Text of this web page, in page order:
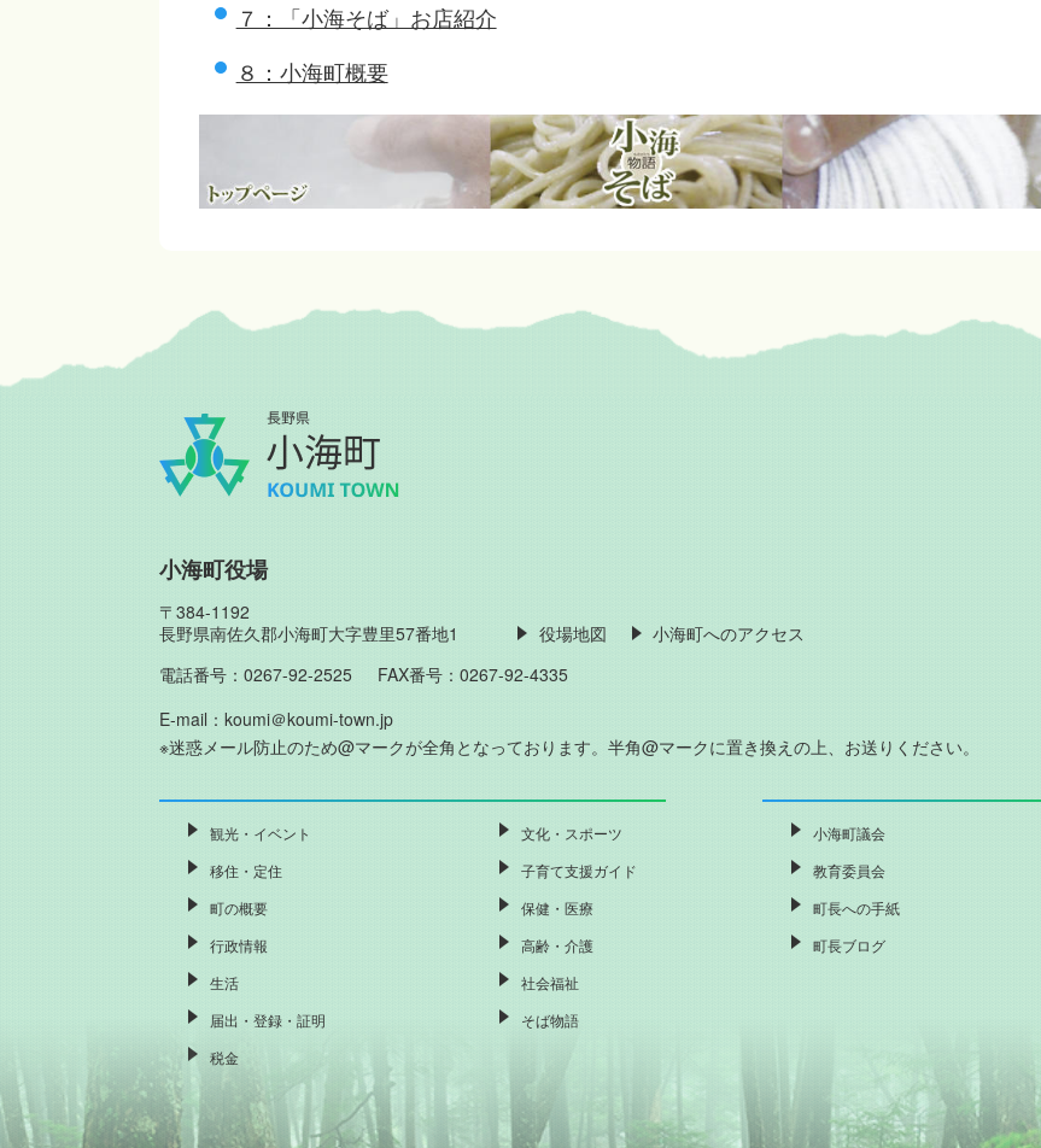
７：「小海そば」お店紹介
８：小海町概要
小海町役場
〒384-1192
長野県南佐久郡小海町大字豊里57番地1
役場地図
小海町へのアクセス
電話番号：0267-92-2525
FAX番号：0267-92-4335
E-mail：koumi＠koumi-town.jp
※迷惑メール防止のため@マークが全角となっております。半角@マークに置き換えの上、お送りください。
観光・イベント
移住・定住
町の概要
行政情報
生活
届出・登録・証明
税金
文化・スポーツ
子育て支援ガイド
保健・医療
高齢・介護
社会福祉
そば物語
小海町議会
教育委員会
町長への手紙
町長ブログ